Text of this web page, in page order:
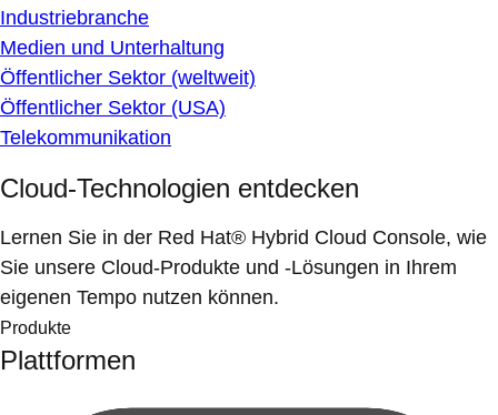
Industriebranche
Medien und Unterhaltung
Öffentlicher Sektor (weltweit)
Öffentlicher Sektor (USA)
Telekommunikation
Cloud-Technologien entdecken
Lernen Sie in der Red Hat® Hybrid Cloud Console, wie
Sie unsere Cloud-Produkte und -Lösungen in Ihrem
eigenen Tempo nutzen können.
Produkte
Plattformen